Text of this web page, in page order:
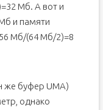
Мб. А вот и
и памяти
Мб/(64 Мб/2)=8
же буфер UMA)
однако